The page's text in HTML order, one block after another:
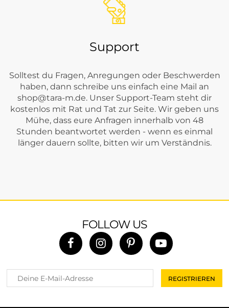
Support
Solltest du Fragen, Anregungen oder Beschwerden
haben, dann schreibe uns einfach eine Mail an
shop@tara-m.de. Unser Support-Team steht dir
kostenlos mit Rat und Tat zur Seite. Wir geben uns
Mühe, dass eure Anfragen innerhalb von 48
Stunden beantwortet werden - wenn es einmal
länger dauern sollte, bitten wir um Verständnis.
FOLLOW US